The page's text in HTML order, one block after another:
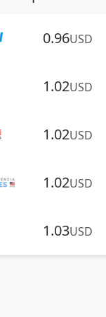
0.96USD
1.02USD
1.02USD
1.02USD
1.03USD